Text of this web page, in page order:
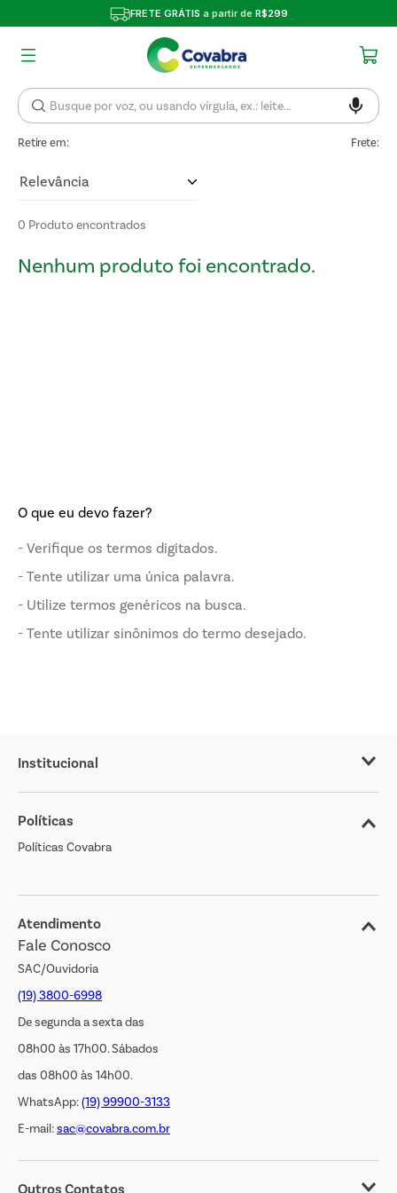
FRETE GRÁTIS a partir de R$299
Retire em: Frete:
Relevância
0 Produto
O que eu devo fazer?
Verifique os termos digitados.
Tente utilizar uma única palavra.
Utilize termos genéricos na busca.
Tente utilizar sinônimos do termo desejado.
Institucional
Sobre o Covabra
Nossas Lojas
Cliente Bem Estar
Jornal de Ofertas
Transparência Salarial
Políticas
Políticas Covabra
Atendimento
Fale Conosco
SAC/Ouvidoria
(19) 3800-6998
De segunda a sexta das
08h00 às 17h00. Sábados
das 08h00 às 14h00.
WhatsApp:(19) 99900-3133
E-mail:sac@covabra.com.br
Outros Contatos